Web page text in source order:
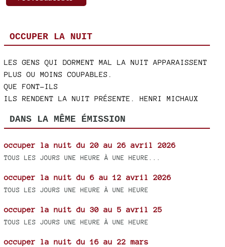
OCCUPER LA NUIT
LES GENS QUI DORMENT MAL LA NUIT APPARAISSENT
PLUS OU MOINS COUPABLES.
QUE FONT-ILS
ILS RENDENT LA NUIT PRÉSENTE. HENRI MICHAUX
DANS LA MÊME ÉMISSION
occuper la nuit du 20 au 26 avril 2026
TOUS LES JOURS UNE HEURE À UNE HEURE...
occuper la nuit du 6 au 12 avril 2026
TOUS LES JOURS UNE HEURE À UNE HEURE
occuper la nuit du 30 au 5 avril 25
TOUS LES JOURS UNE HEURE À UNE HEURE
occuper la nuit du 16 au 22 mars